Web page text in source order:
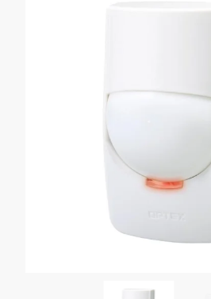
samenstellen